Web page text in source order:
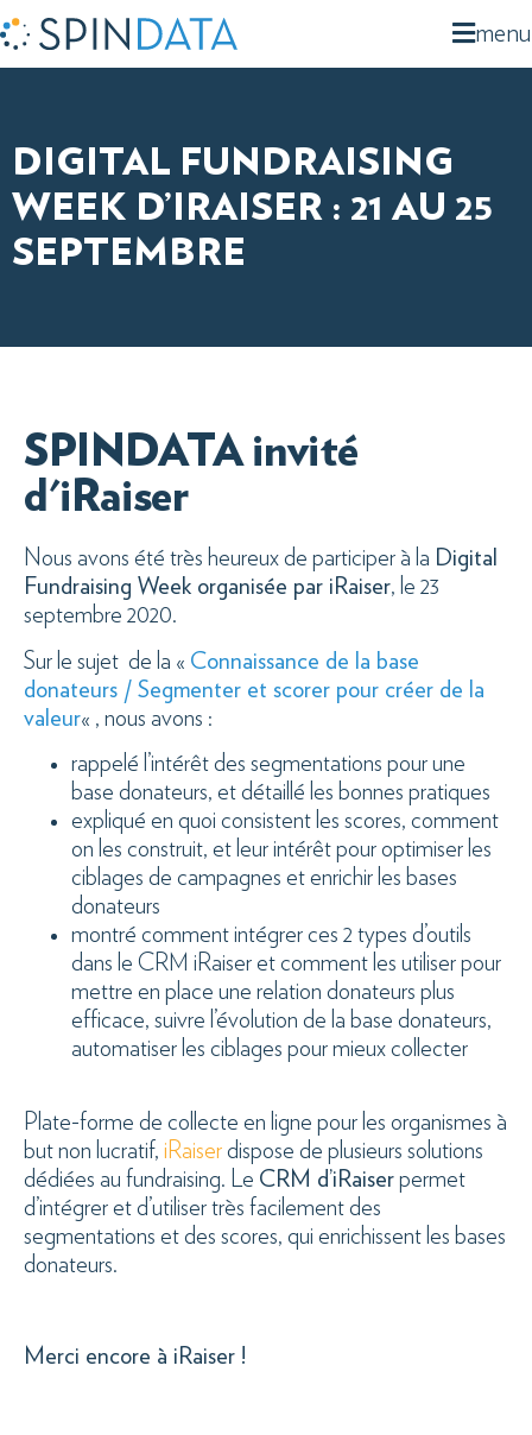
menu
DIGITAL FUNDRAISING
WEEK D’IRAISER : 21 AU 25
SEPTEMBRE
SPINDATA invité
d'iRaiser
Nous avons été très heureux de participer à la Digital
Fundraising Week organisée par iRaiser, le 23
septembre 2020.
Sur le sujet de la « Connaissance de la base
donateurs / Segmenter et scorer pour créer de la
valeur« , nous avons :
rappelé l’intérêt des segmentations pour une
base donateurs, et détaillé les bonnes pratiques
expliqué en quoi consistent les scores, comment
on les construit, et leur intérêt pour optimiser les
ciblages de campagnes et enrichir les bases
donateurs
montré comment intégrer ces 2 types d’outils
dans le CRM iRaiser et comment les utiliser pour
mettre en place une relation donateurs plus
efficace, suivre l’évolution de la base donateurs,
automatiser les ciblages pour mieux collecter
Plate-forme de collecte en ligne pour les organismes à
but non lucratif, iRaiser dispose de plusieurs solutions
dédiées au fundraising. Le CRM d’iRaiser permet
d’intégrer et d’utiliser très facilement des
segmentations et des scores, qui enrichissent les bases
donateurs.
Merci encore à iRaiser !